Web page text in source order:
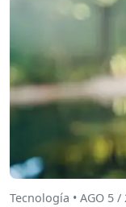
Tecnología • AGO 5 /